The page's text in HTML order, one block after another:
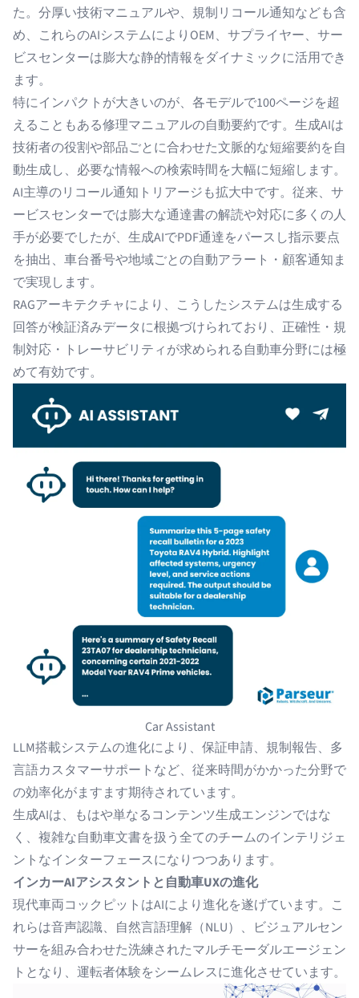
た。分厚い技術マニュアルや、規制リコール通知なども含
め、これらのAIシステムによりOEM、サプライヤー、サー
ビスセンターは膨大な静的情報をダイナミックに活用でき
ます。
特にインパクトが大きいのが、各モデルで100ページを超
えることもある修理マニュアルの自動要約です。生成AIは
技術者の役割や部品ごとに合わせた文脈的な短縮要約を自
動生成し、必要な情報への検索時間を大幅に短縮します。
AI主導のリコール通知トリアージも拡大中です。従来、サ
ービスセンターでは膨大な通達書の解読や対応に多くの人
手が必要でしたが、生成AIでPDF通達をパースし指示要点
を抽出、車台番号や地域ごとの自動アラート・顧客通知ま
で実現します。
RAGアーキテクチャにより、こうしたシステムは生成する
回答が検証済みデータに根拠づけられており、正確性・規
制対応・トレーサビリティが求められる自動車分野には極
めて有効です。
Car Assistant
LLM搭載システムの進化により、保証申請、規制報告、多
言語カスタマーサポートなど、従来時間がかかった分野で
の効率化がますます期待されています。
生成AIは、もはや単なるコンテンツ生成エンジンではな
く、複雑な自動車文書を扱う全てのチームのインテリジェ
ントなインターフェースになりつつあります。
インカーAIアシスタントと自動車UXの進化
現代車両コックピットはAIにより進化を遂げています。こ
れらは音声認識、自然言語理解（NLU）、ビジュアルセン
サーを組み合わせた洗練されたマルチモーダルエージェン
トとなり、運転者体験をシームレスに進化させています。